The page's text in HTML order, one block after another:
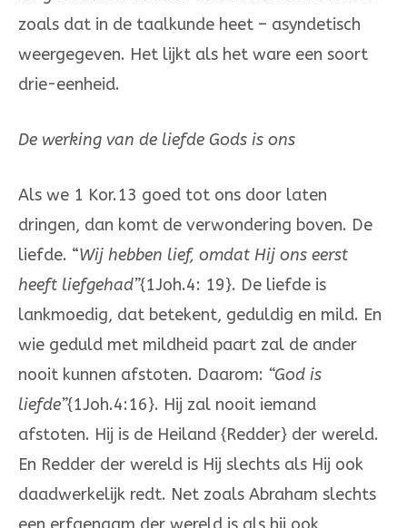
zoals dat in de taalkunde heet – asyndetisch
weer­gegeven. Het lijkt als het ware een soort
drie-eenheid.
De werking van de liefde Gods is ons
Als we 1 Kor.13 goed tot ons door laten
dringen, dan komt de verwondering boven. De
liefde. “Wij hebben lief, omdat Hij ons eerst
heeft liefgehad”{1Joh.4: 19}. De liefde is
lankmoedig, dat betekent, geduldig en mild. En
wie geduld met mildheid paart zal de ander
nooit kunnen afstoten. Daarom: “God is
liefde”{1Joh.4:16}. Hij zal nooit iemand
afstoten. Hij is de Heiland {Redder} der wereld.
En Redder der wereld is Hij slechts als Hij ook
daadwerkelijk redt. Net zoals Abraham slechts